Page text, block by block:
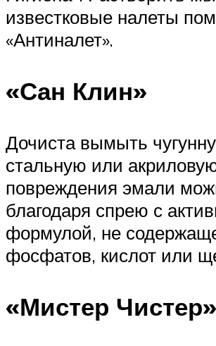
известковые налеты
«Антиналет».
«Сан Клин»
Дочиста вымыть
стальную или
повреждения эмали
благодаря спрею с
формулой, не
фосфатов, кислот или
«Мистер Чистер»